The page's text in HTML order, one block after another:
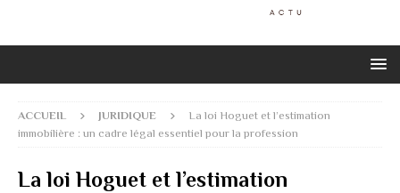
ACCUEIL JURIDIQUE
La loi Hoguet et l’estimation
immobilière : un cadre légal essentiel pour la profession
La loi Hoguet et l’estimation